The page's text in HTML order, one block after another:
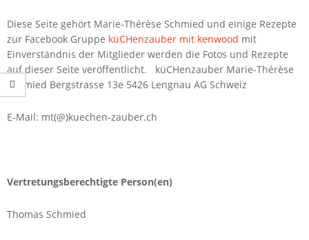
Diese Seite gehört Marie-Thérèse Schmied und einige Rezepte
zur Facebook Gruppe küCHenzauber mit kenwood mit
Einverständnis der Mitglieder werden die Fotos und Rezepte
auf dieser Seite veröffentlicht. küCHenzauber Marie-Thérèse
Schmied Bergstrasse 13e 5426 Lengnau AG Schweiz
E-Mail: mt(@)kuechen-zauber.ch
Vertretungsberechtigte Person(en)
Thomas Schmied